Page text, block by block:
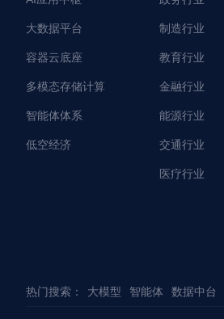
大数据平台
容器云底座
多模态存储计算
智能体体系
低空经济
制造行业
教育行业
金融行业
能源行业
交通行业
医疗行业
热门搜索： 大模型 智能体 数据中台